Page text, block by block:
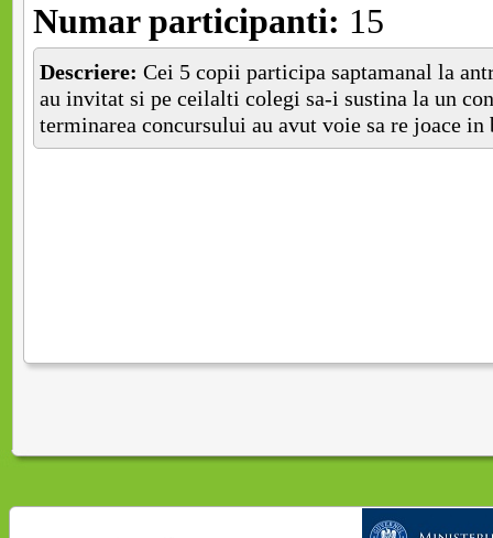
Numar participanti: 15
Descriere: Cei 5 copii participa saptamanal la
au invitat si pe ceilalti colegi sa-i sustina la un
terminarea concursului au avut voie sa re joace